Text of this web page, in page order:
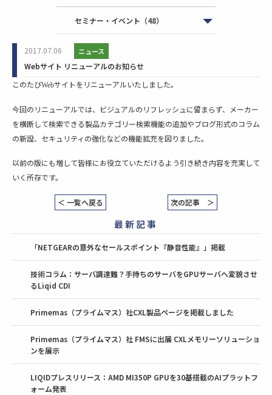
セミナー・イベント （48）
2017.07.06 ニュース
Webサイト リニューアルのお知らせ
このたびWebサイトをリニューアルいたしました。
今回のリニューアルでは、ビジュアルのリフレッシュに留まらず、メーカー
を横断して検索できる製品カテゴリー検索機能の追加やブログ形式のコラム
の新設、セキュリティの強化などの機能拡充を図りました。
以前の版にも増して皆様にお役立ていただけるよう引き続き内容を充実して
いく所存です。
＜ 一覧へ戻る 次の記事 ＞
最新記事
「NETGEARの意外なセールスポイント『静音性能』」掲載
技術コラム：サーバ調達難？手持ちのサーバをGPUサーバへ変貌させ
るLiqid CDI
Primemas（プライムマス）社CXL製品ページを掲載しました
Primemas（プライムマス）社 FMSに出展 CXLメモリーソリューショ
ンを展示
LIQIDプレスリリース：AMD MI350P GPUを30基搭載のAIプラットフ
ォーム発表